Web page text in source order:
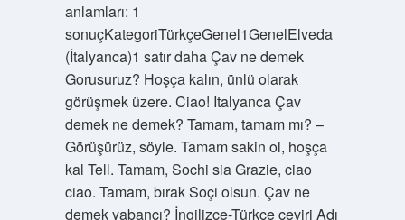
anlamları: 1
sonuçKategoriTürkçeGenel1GenelElveda
(İtalyanca)1 satır daha Çav ne demek
Gorusuruz? Hoşça kalın, ünlü olarak
görüşmek üzere. Ciao! Italyanca Çav
demek ne demek? Tamam, tamam mı? –
Görüşürüz, söyle. Tamam sakin ol, hoşça
kal Tell. Tamam, Sochi sia Grazie, ciao
ciao. Tamam, bırak Soçi olsun. Çav ne
demek yabancı? İngilizce-Türkçe çeviri Adı